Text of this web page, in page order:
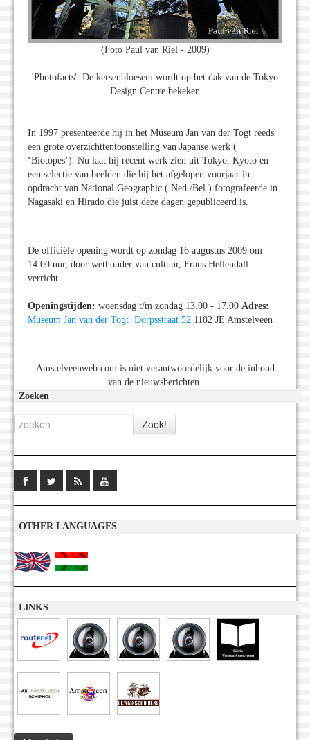
(Foto Paul van Riel - 2009)
'Photofacts': De kersenbloesem wordt op het dak van de Tokyo
Design Centre bekeken
In 1997 presenteerde hij in het Museum Jan van der Togt reeds
een grote overzichttentoonstelling van Japanse werk (
‘Biotopes’). Nu laat hij recent werk zien uit Tokyo, Kyoto en
een selectie van beelden die hij het afgelopen voorjaar in
opdracht van National Geographic ( Ned./Bel.) fotografeerde in
Nagasaki en Hirado die juist deze dagen gepubliceerd is.
De officiële opening wordt op zondag 16 augustus 2009 om
14.00 uur, door wethouder van cultuur, Frans Hellendall
verricht.
Openingstijden: woensdag t/m zondag 13.00 - 17.00 Adres:
Museum Jan van der Togt Dorpsstraat 52 1182 JE Amstelveen
Amstelveenweb.com is niet verantwoordelijk voor de inhoud
van de nieuwsberichten.
Zoeken
OTHER LANGUAGES
LINKS